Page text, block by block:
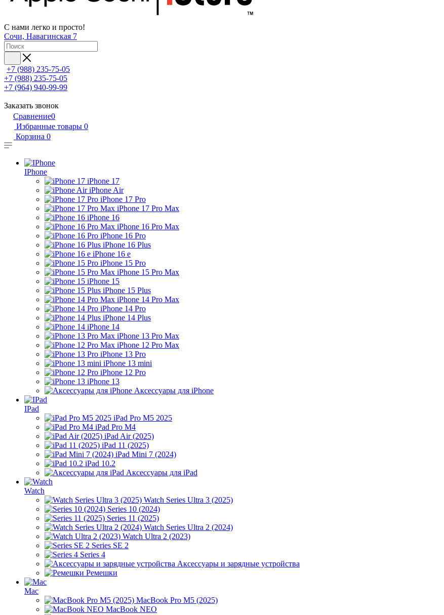
С нами легко и просто!
Сочи, Навагинская 7
+7 (988) 235-75-05
+7 (988) 235-75-05
+7 (964) 940-99-99
Заказать звонок
Сравнение0
Избранные товары 0
Корзина 0
IPhone
iPhone 17
iPhone Air
iPhone 17 Pro
iPhone 17 Pro Max
iPhone 16
iPhone 16 Pro Max
iPhone 16 Pro
iPhone 16 Plus
iPhone 16 e
iPhone 15 Pro
iPhone 15 Pro Max
iPhone 15
iPhone 15 Plus
iPhone 14 Pro Max
iPhone 14 Pro
iPhone 14 Plus
iPhone 14
iPhone 13 Pro Max
iPhone 12 Pro Max
iPhone 13 Pro
iPhone 13 mini
iPhone 12 Pro
iPhone 13
Аксессуары для iPhone
IPad
iPad Pro M5 2025
iPad Pro M4
iPad Air (2025)
iPad 11 (2025)
iPad Mini 7 (2024)
iPad 10.2
Аксессуары для iPad
Watch
Watch Series Ultra 3 (2025)
Series 10 (2024)
Series 11 (2025)
Watch Series Ultra 2 (2024)
Watch Ultra 2 (2023)
Series SE 2
Series 4
Аксессуары и зарядные устройства
Ремешки
Mac
MacBook Pro M5 (2025)
MacBook NEO